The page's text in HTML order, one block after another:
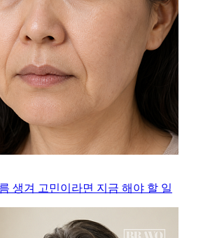
생겨 고민이라면 지금 해야 할 일